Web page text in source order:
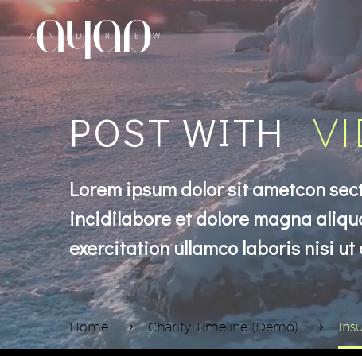
POST WITH
Lorem ipsum dolor sit ametcon
incidilabore et dolore magna
exercitation ullamco laboris nisi ut
Home Charity Timeline (Demo)